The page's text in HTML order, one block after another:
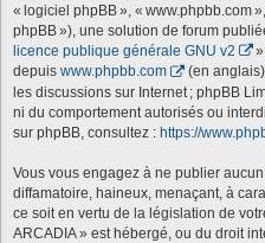
« logiciel phpBB », « www.phpbb.com
phpBB »), une solution de forum
licence publique générale GNU v2
depuis www.phpbb.com
(en
les discussions sur Internet ; phpBB
ni du comportement autorisés ou
sur phpBB, consultez : https://
Vous vous engagez à ne publier
diffamatoire, haineux, menaçant, à
ce soit en vertu de la législation de
ARCADIA » est hébergé, ou du droit